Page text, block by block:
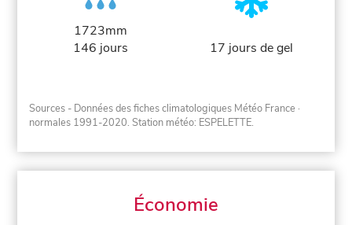
1723mm
146 jours
17 jours de gel
Sources - Données des fiches climatologiques Météo France ·
normales 1991-2020. Station météo: ESPELETTE.
Économie